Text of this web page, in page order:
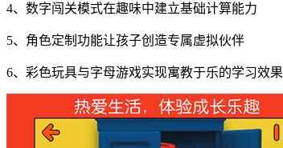
4、数字闯关模式在趣味中建立基础计算能力
5、角色定制功能让孩子创造专属虚拟伙伴
6、彩色玩具与字母游戏实现寓教于乐的学习效果